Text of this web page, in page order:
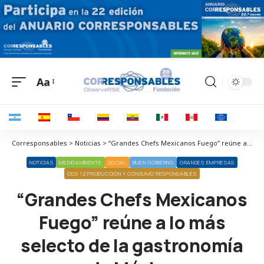
Aa
Corresponsables > Noticias > “Grandes Chefs Mexicanos Fuego” reúne a lo más selecto de la gastronomía de México
NOTICIAS MEDIOAMBIENTE SOCIAL BUEN GOBIERNO
GRANDES EMPRESAS
ODS 12 PRODUCCIÓN Y CONSUMO RESPONSABLES
“Grandes Chefs Mexicanos
Fuego” reúne a lo más
selecto de la gastronomía